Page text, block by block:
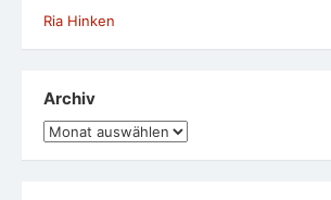
Ria Hinken
Archiv
Archiv